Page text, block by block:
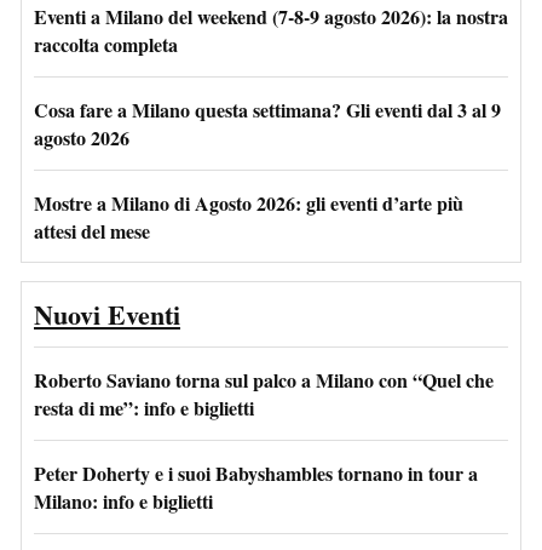
Eventi a Milano del weekend (7-8-9 agosto 2026): la nostra
raccolta completa
Cosa fare a Milano questa settimana? Gli eventi dal 3 al 9
agosto 2026
Mostre a Milano di Agosto 2026: gli eventi d’arte più
attesi del mese
Nuovi Eventi
Roberto Saviano torna sul palco a Milano con “Quel che
resta di me”: info e biglietti
Peter Doherty e i suoi Babyshambles tornano in tour a
Milano: info e biglietti